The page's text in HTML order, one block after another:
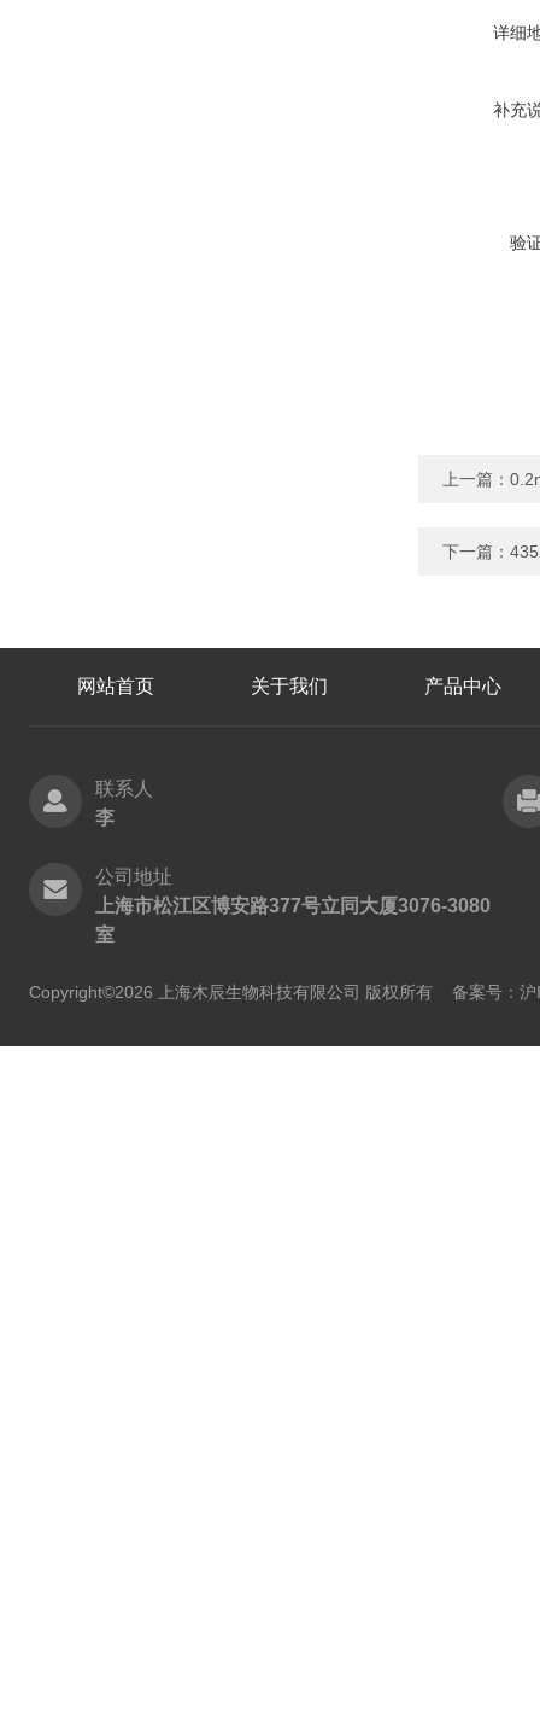
详细
补充
验
上一篇：
下一篇：
网站首页 关于我们 产品中心
联系人
李
公司地址
上海市松江区博安路377号立同大厦3076-3080
室
Copyright©2026 上海木辰生物科技有限公司 版权所有 备案号：